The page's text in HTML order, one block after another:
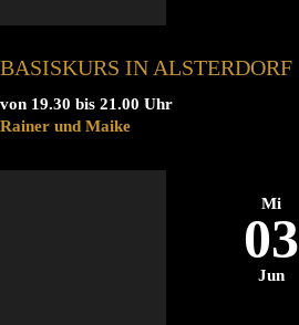
BASISKURS IN ALSTERDORF
von 19.30 bis 21.00 Uhr
Rainer und Maike
Mi
03
Jun